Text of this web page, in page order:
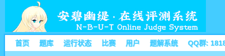
首页 题库 运行状态 比赛 用户 题解系统 QQ群: